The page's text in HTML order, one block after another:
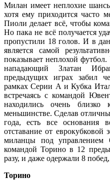
Милан имеет неплохие
хотя ему приходится часто
Пиоли делает всё, чтобы
Но пака не всё получается
пропустили 18 голов. И в
является самой
показывает неплохой
нападающий Златан
предыдущих играх забил
рамках Серии А и Кубка
встречаясь с командой
находились очень
меньшинстве. Сделав
года, есть все основания
отставание от
миланцы под управлением
командой Торино в 12
разу, и даже одержали 8
Торино